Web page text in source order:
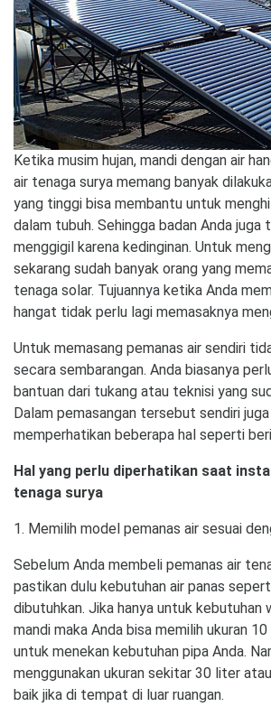
Ketika musim hujan, mandi dengan air
air tenaga surya memang banyak
yang tinggi bisa membantu untuk
dalam tubuh. Sehingga badan Anda juga
menggigil karena kedinginan. Untuk
sekarang sudah banyak orang yang
tenaga solar. Tujuannya ketika Anda
hangat tidak perlu lagi memasaknya
Untuk memasang pemanas air sendiri
secara sembarangan. Anda biasanya
bantuan dari tukang atau teknisi yang
Dalam pemasangan tersebut sendiri juga
memperhatikan beberapa hal seperti
Hal yang perlu diperhatikan saat
tenaga surya
1. Memilih model pemanas air sesuai
Sebelum Anda membeli pemanas air
pastikan dulu kebutuhan air panas
dibutuhkan. Jika hanya untuk kebutuhan
mandi maka Anda bisa memilih ukuran
untuk menekan kebutuhan pipa Anda.
menggunakan ukuran sekitar 30 liter
baik jika di tempat di luar ruangan.